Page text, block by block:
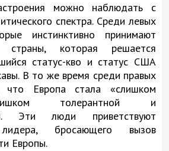
можно наблюдать с
спектра. Среди левых
инстинктивно принимают
которая решается
статус-кво и статус США
В то же время среди правых
что Европа стала «слишком
толерантной и
Эти люди приветствуют
лидера, бросающего вызов
Европы.